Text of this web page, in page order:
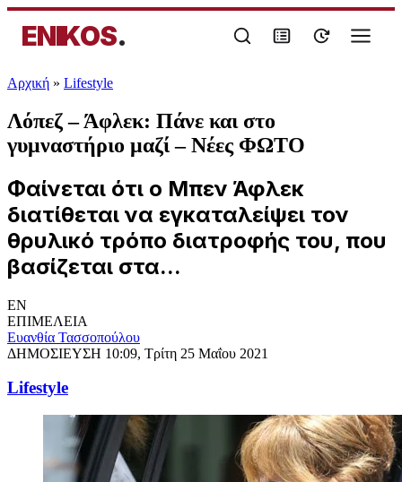
ENIKOS.
Αρχική » Lifestyle
Λόπεζ – Άφλεκ: Πάνε και στο
γυμναστήριο μαζί – Νέες ΦΩΤΟ
Φαίνεται ότι ο Μπεν Άφλεκ
διατίθεται να εγκαταλείψει τον
θρυλικό τρόπο διατροφής του, που
βασίζεται στα...
EN
ΕΠΙΜΕΛΕΙΑ
Ευανθία Τασσοπούλου
ΔΗΜΟΣΙΕΥΣΗ 10:09, Τρίτη 25 Μαΐου 2021
Lifestyle